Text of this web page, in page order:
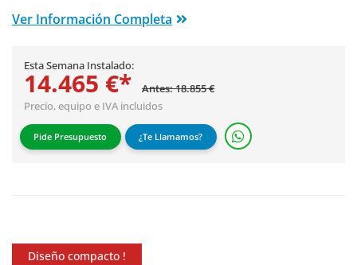
Ver Información Completa
Esta Semana Instalado:
14.465 €*
Antes: 18.855 €
Precio, equipo e IVA incluidos
Pide Presupuesto ¿Te Llamamos?
Diseño compacto !